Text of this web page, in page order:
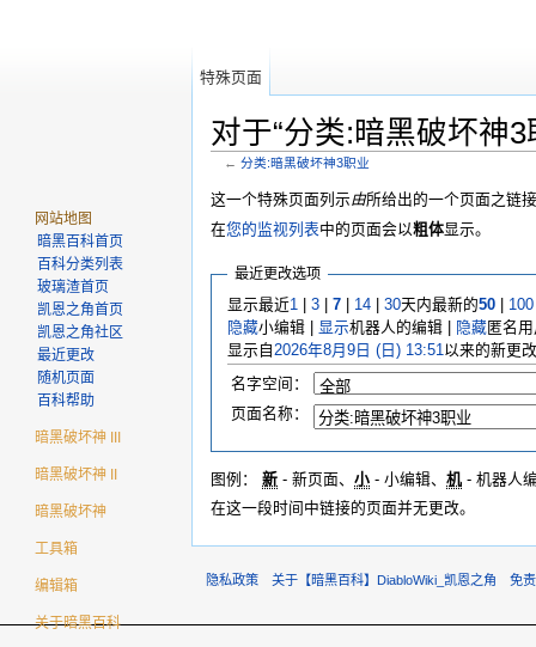
对于“分类:暗黑破坏神
← 分类:暗黑破坏神3职业
这一个特殊页面列示由所给出的一个页面之链
在您的监视列表中的页面会以粗体显示。
最近更改选项
显示最近1 3| 7| 14| 30天内最新的50| 100
隐藏小编辑 | 显示机器人的编辑 | 隐藏匿名
显示自 2026年8月9日 (日) 13:51 以来的新更改
名字空间：
页面名称：
图例： 新 - 新页面、 小 - 小编辑、 机 - 机器人
在这一段时间中链接的页面并无更改。
特殊页面
网站地图
暗黑百科首页
百科分类列表
玻璃渣首页
凯恩之角首页
凯恩之角社区
最近更改
随机页面
百科帮助
暗黑破坏神 III
暗黑破坏神 II
暗黑破坏神
工具箱
编辑箱
关于暗黑百科
隐私政策 关于【暗黑百科】DiabloWiki_凯恩之角 免